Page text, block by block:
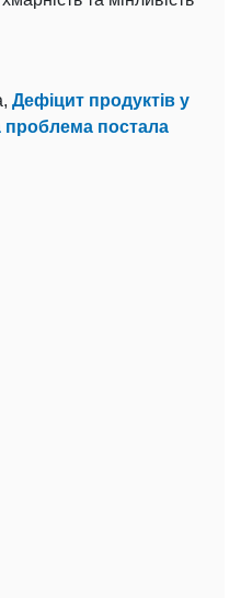
Дефіцит продуктів у
проблема постала